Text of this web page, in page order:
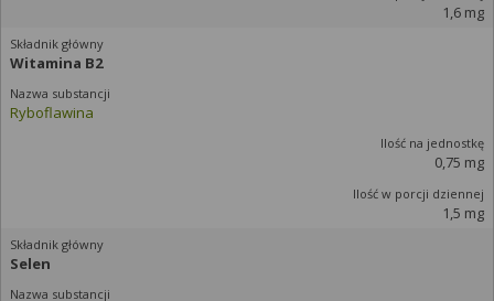
1,6 mg
Witamina B2
Ryboflawina
0,75 mg
1,5 mg
Selen